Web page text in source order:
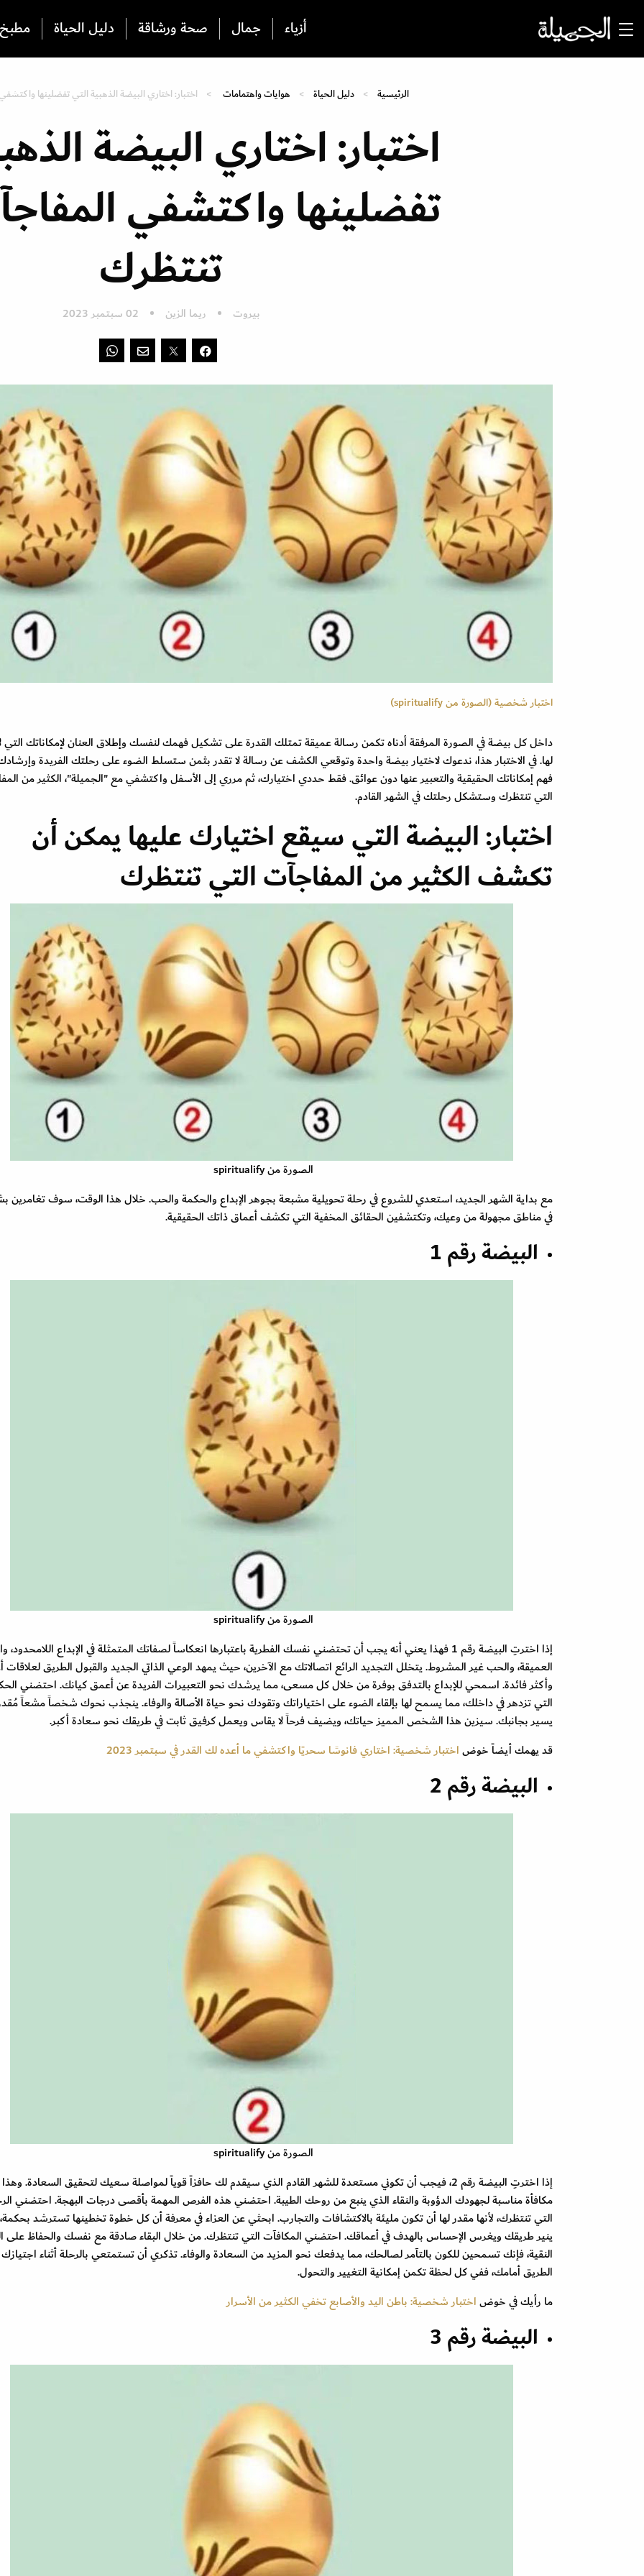
أزياء جمال صحة ورشاقة دليل الحياة مطبخ
الرئيسية دليل الحياة هوايات واهتمامات اختبار: اختاري البيضة الذهبية التي تفضلينها
اختبار: اختاري البيضة
تفضلينها واكتشفي
تنتظرك
بيروت ريما الزين 02 سبتمبر 2023
اختبار شخصية (الصورة من spiritualify)
داخل كل بيضة في الصورة المرفقة أدناه تكمن رسالة عميقة تمتلك القدرة على تشكيل فهمك لنفسك وإطلاق العنان لإمكاناتك التي
لها. في الاختبار هذا، ندعوك لاختيار بيضة واحدة وتوقعي الكشف عن رسالة لا تقدر بثمن ستسلط الضوء على رحلتك الفريدة
فهم إمكاناتك الحقيقية والتعبير عنها دون عوائق. فقط حددي اختيارك، ثم مرري إلى الأسفل واكتشفي مع "الجميلة"، الكثير من
التي تنتظرك وستشكل رحلتك في الشهر القادم.
اختبار: البيضة التي سيقع اختيارك عليها يمكن أن
تكشف الكثير من المفاجآت التي تنتظرك
الصورة من spiritualify
مع بداية الشهر الجديد، استعدي للشروع في رحلة تحويلية مشبعة بجوهر الإبداع والحكمة والحب. خلال هذا الوقت، سوف تغامرين
في مناطق مجهولة من وعيك، وتكتشفين الحقائق المخفية التي تكشف أعماق ذاتك الحقيقية.
البيضة رقم 1
الصورة من spiritualify
إذا اخترتِ البيضة رقم 1 فهذا يعني أنه يجب أن تحتضني نفسك الفطرية باعتبارها انعكاساً لصفاتك المتمثلة في الإبداع
العميقة، والحب غير المشروط. يتخلل التجديد الرائع اتصالاتك مع الآخرين، حيث يمهد الوعي الذاتي الجديد والقبول الطريق
وأكثر فائدة. اسمحي للإبداع بالتدفق بوفرة من خلال كل مسعى، مما يرشدك نحو التعبيرات الفريدة عن أعمق كيانك. احتضني
التي تزدهر في داخلك، مما يسمح لها بإلقاء الضوء على اختياراتك وتقودك نحو حياة الأصالة والوفاء. ينجذب نحوك شخصاً مشعاً
يسير بجانبك. سيزين هذا الشخص المميز حياتك، ويضيف فرحاً لا يقاس ويعمل كرفيق ثابت في طريقك نحو سعادة أكبر.
قد يهمك أيضاً خوضاختبار شخصية: اختاري فانوسًا سحريًا واكتشفي ما أعده لك القدر في سبتمبر 2023
البيضة رقم 2
الصورة من spiritualify
إذا اخترتِ البيضة رقم 2، فيجب أن تكوني مستعدة للشهر القادم الذي سيقدم لك حافزاً قوياً لمواصلة سعيك لتحقيق السعادة.
مكافأة مناسبة لجهودك الدؤوبة والنقاء الذي ينبع من روحك الطيبة. احتضني هذه الفرص المهمة بأقصى درجات البهجة. احتضني
التي تنتظرك، لأنها مقدر لها أن تكون مليئة بالاكتشافات والتجارب. ابحثي عن العزاء في معرفة أن كل خطوة تخطينها تسترشد
ينير طريقك ويغرس الإحساس بالهدف في أعماقك. احتضني المكافآت التي تنتظرك. من خلال البقاء صادقة مع نفسك والحفاظ على
النقية، فإنك تسمحين للكون بالتآمر لصالحك، مما يدفعك نحو المزيد من السعادة والوفاء. تذكري أن تستمتعي بالرحلة أثناء اجتيازك
الطريق أمامك، ففي كل لحظة تكمن إمكانية التغيير والتحول.
ما رأيك في خوضاختبار شخصية: باطن اليد والأصابع تخفي الكثير من الأسرار
البيضة رقم 3